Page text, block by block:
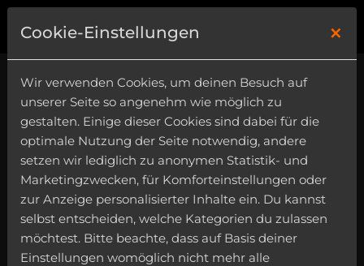
Chillout
Category
Instrument
Cookie-Einstellungen ×
Wir verwenden Cookies, um deinen Besuch auf
unserer Seite so angenehm wie möglich zu
gestalten. Einige dieser Cookies sind dabei für die
optimale Nutzung der Seite notwendig, andere
setzen wir lediglich zu anonymen Statistik- und
Marketingzwecken, für Komforteinstellungen oder
zur Anzeige personalisierter Inhalte ein. Du kannst
selbst entscheiden, welche Kategorien du zulassen
möchtest. Bitte beachte, dass auf Basis deiner
Einstellungen womöglich nicht mehr alle